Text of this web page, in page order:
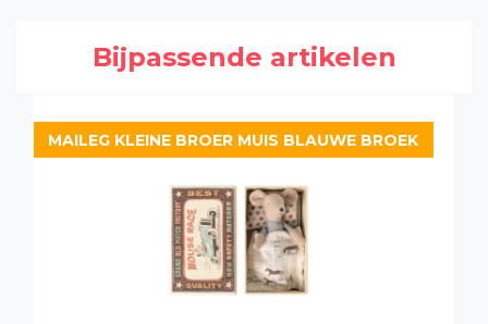
Bijpassende artikelen
MAILEG KLEINE BROER MUIS BLAUWE BROEK